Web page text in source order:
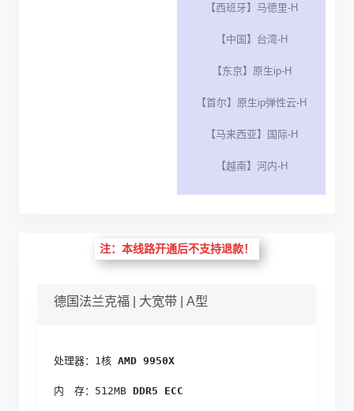
【西班牙】马德里-H
【中国】台湾-H
【东京】原生ip-H
【首尔】原生ip弹性云-H
【马来西亚】国际-H
【越南】河内-H
注：本线路开通后不支持退款！
德国法兰克福 | 大宽带 | A型
处理器：1核 AMD 9950X
内　存：512MB DDR5 ECC